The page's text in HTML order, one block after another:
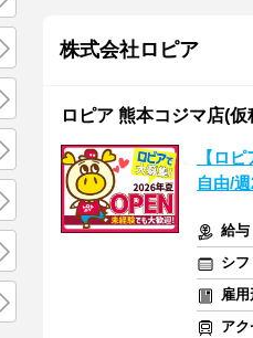
株式会社ロピア
ロピア 熊本コジマ店(
【ロ
自由/
給与
シフ
雇
アク